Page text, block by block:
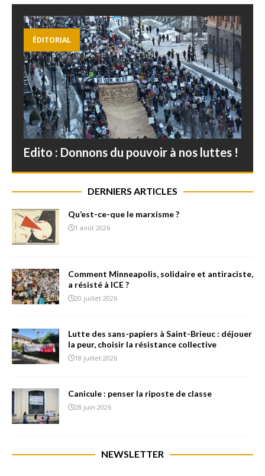
ÉDITORIAL
Edito : Donnons du pouvoir à nos luttes !
DERNIERS ARTICLES
Qu’est-ce-que le marxisme ?
1 août 2026
Comment Minneapolis, solidaire et antiraciste,
a résisté à ICE ?
20 juillet 2026
Lutte des sans-papiers à Saint-Brieuc : déjouer
la peur, choisir la résistance collective
18 juillet 2026
Canicule : penser la riposte de classe
28 juin 2026
NEWSLETTER